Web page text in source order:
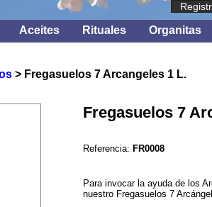
Aceites Rituales Organitas
> Fregasuelos 7 Arcangeles 1 L.
Fregasuelos 7
Referencia: FR0008
Para invocar la ayuda de los
nuestro Fregasuelos 7